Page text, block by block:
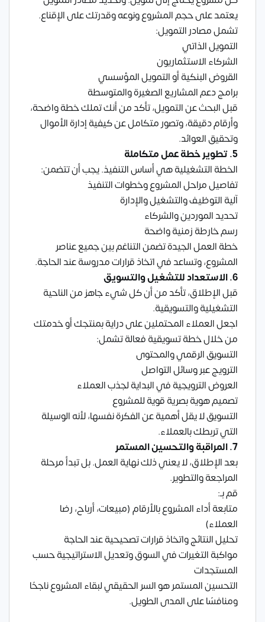
يعتمد على حجم المشروع ونوعه وقدرتك على الإقناع.
تشمل مصادر التمويل:
التمويل الذاتي
الشركاء الاستثماريون
القروض البنكية أو التمويل المؤسسي
برامج دعم المشاريع الصغيرة والمتوسطة
قبل البحث عن التمويل، تأكد من أنك تملك خطة واضحة،
وأرقام دقيقة، وتصور متكامل عن كيفية إدارة الأموال
وتحقيق العوائد.
5. تطوير خطة عمل متكاملة
الخطة التشغيلية هي أساس التنفيذ. يجب أن تتضمن:
تفاصيل مراحل المشروع وخطوات التنفيذ
آلية التوظيف والتشغيل والإدارة
تحديد الموردين والشركاء
رسم خارطة زمنية واضحة
خطة العمل الجيدة تضمن التناغم بين جميع عناصر
المشروع، وتساعد في اتخاذ قرارات مدروسة عند الحاجة.
6. الاستعداد للتشغيل والتسويق
قبل الإطلاق، تأكد من أن كل شيء جاهز من الناحية
التشغيلية والتسويقية.
اجعل العملاء المحتملين على دراية بمنتجك أو خدمتك
من خلال خطة تسويقية فعالة تشمل:
التسويق الرقمي والمحتوى
الترويج عبر وسائل التواصل
العروض الترويجية في البداية لجذب العملاء
تصميم هوية بصرية قوية للمشروع
التسويق لا يقل أهمية عن الفكرة نفسها، لأنه الوسيلة
التي تربطك بالعملاء.
7. المراقبة والتحسين المستمر
بعد الإطلاق، لا يعني ذلك نهاية العمل. بل تبدأ مرحلة
المراجعة والتطوير.
قم بـ:
متابعة أداء المشروع بالأرقام (مبيعات، أرباح، رضا
العملاء)
تحليل النتائج واتخاذ قرارات تصحيحية عند الحاجة
مواكبة التغيرات في السوق وتعديل الاستراتيجية حسب
المستجدات
التحسين المستمر هو السر الحقيقي لبقاء المشروع ناجحًا
ومنافسًا على المدى الطويل.